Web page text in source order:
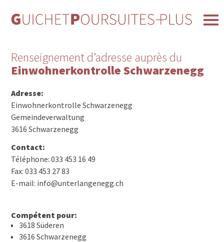
Renseignement d’adresse auprès du
Einwohnerkontrolle Schwarzenegg
Adresse:
Einwohnerkontrolle Schwarzenegg
Gemeindeverwaltung
3616 Schwarzenegg
Contact:
Téléphone: 033 453 16 49
Fax: 033 453 27 83
E-mail: info@unterlangenegg.ch
Compétent pour:
3618 Süderen
3616 Schwarzenegg